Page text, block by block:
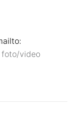
foto/video